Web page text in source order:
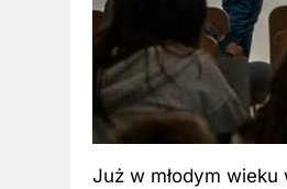
Już w młodym